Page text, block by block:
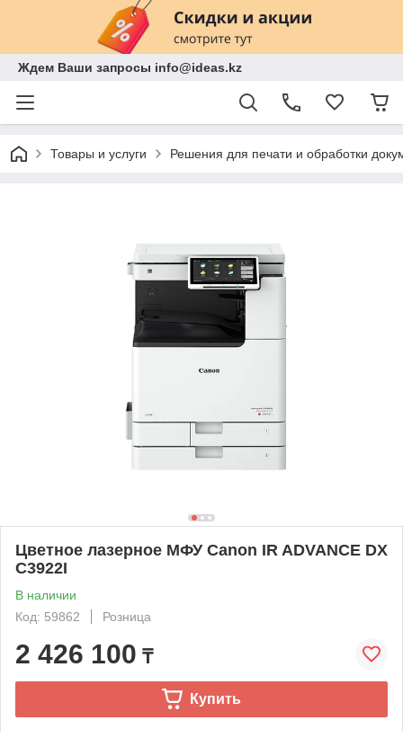
Ждем Ваши запросы info@ideas.kz
Товары и услуги Решения для печати и обработки
Цветное лазерное МФУ Canon IR ADVANCE DX
C3922I
В наличии
Код: 59862
Розница
2 426 100 ₸
Купить